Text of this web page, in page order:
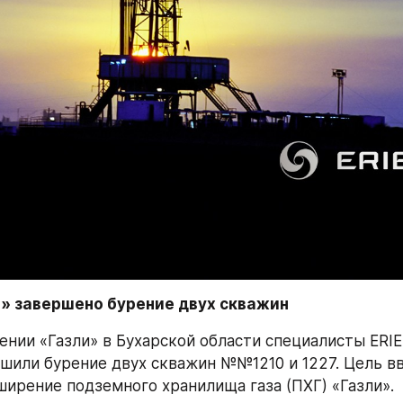
завершено бурение двух скважин
«Газли» в Бухарской области специалисты
бурение двух скважин №№1210 и 1227. Цель
подземного хранилища газа (ПХГ) «Газли».